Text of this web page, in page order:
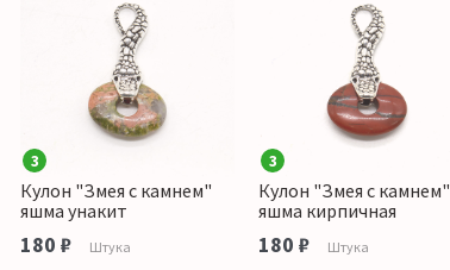
3
Кулон "Змея с камнем"
яшма унакит
180 ₽ Штука
3
Кулон "Змея с камнем"
яшма кирпичная
180 ₽ Штука